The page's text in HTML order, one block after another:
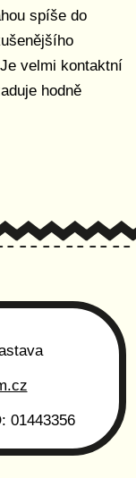
spíše do
velmi kontaktní
hodně
01443356